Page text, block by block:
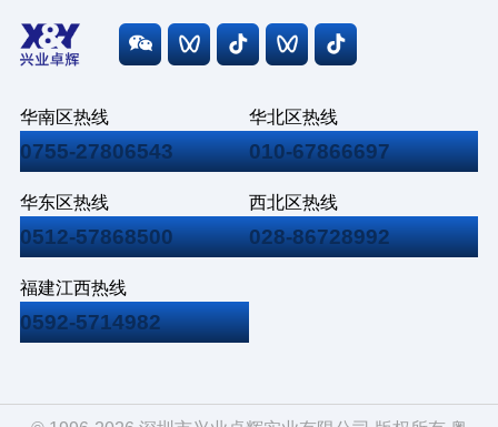
华南区热线
0755-27806543
华北区热线
010-67866697
华东区热线
0512-57868500
西北区热线
028-86728992
福建江西热线
0592-5714982